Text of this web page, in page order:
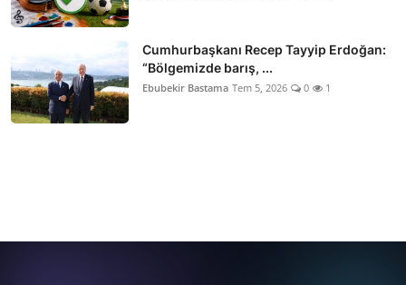
Cumhurbaşkanı Recep Tayyip Erdoğan:
“Bölgemizde barış, ...
Ebubekir Bastama Tem 5, 2026 0 1